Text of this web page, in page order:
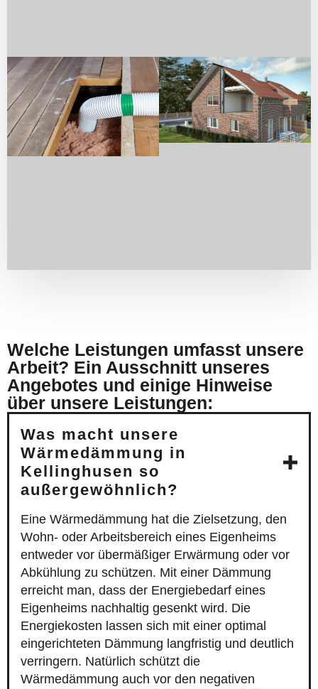
Welche Leistungen umfasst unsere
Arbeit? Ein Ausschnitt unseres
Angebotes und einige Hinweise
über unsere Leistungen:
Was macht unsere
Wärmedämmung in
Kellinghusen so
außergewöhnlich?
Eine Wärmedämmung hat die Zielsetzung, den
Wohn- oder Arbeitsbereich eines Eigenheims
entweder vor übermäßiger Erwärmung oder vor
Abkühlung zu schützen. Mit einer Dämmung
erreicht man, dass der Energiebedarf eines
Eigenheims nachhaltig gesenkt wird. Die
Energiekosten lassen sich mit einer optimal
eingerichteten Dämmung langfristig und deutlich
verringern. Natürlich schützt die
Wärmedämmung auch vor den negativen